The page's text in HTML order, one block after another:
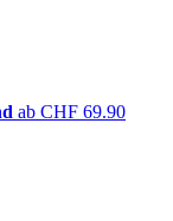
ab CHF 69.90